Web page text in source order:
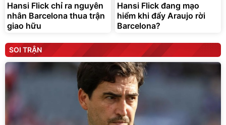
Hansi Flick chỉ ra nguyên
nhân Barcelona thua trận
giao hữu
Hansi Flick đang mạo
hiểm khi đẩy Araujo rời
Barcelona?
SOI TRẬN